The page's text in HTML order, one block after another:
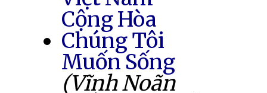
Cộng Hòa
Chúng Tôi
Muốn Sống
(Vĩnh Noãn